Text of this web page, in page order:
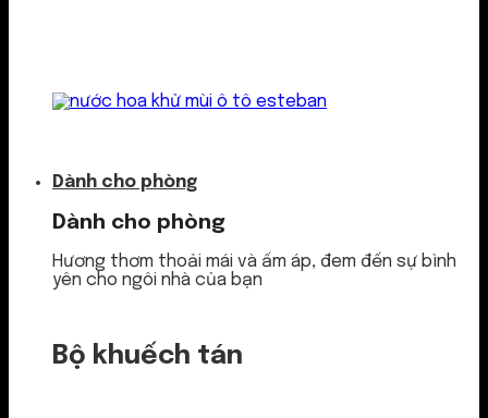
Dành cho phòng
Dành cho phòng
Hương thơm thoải mái và ấm áp, đem đến sự bình
yên cho ngôi nhà của bạn
Bộ khuếch tán